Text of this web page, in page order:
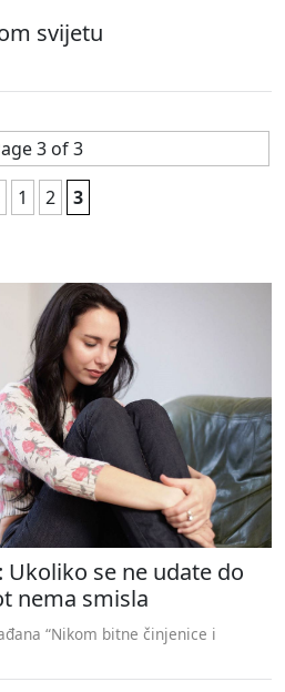
svijetu
3 of 3
1 2 3
Ukoliko se ne udate do
nema smisla
“Nikom bitne činjenice i